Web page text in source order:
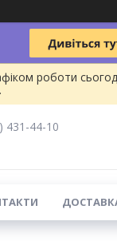
роботи
431-44-10